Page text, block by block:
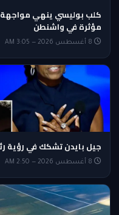
كلب بوليسي ينهي
مؤثرة في واشنطن
جيل بايدن تشكك في رؤية